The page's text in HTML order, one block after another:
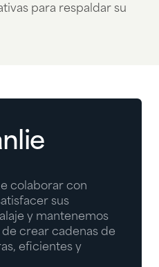
para respaldar su
colaborar con
sus
y mantenemos
crear cadenas de
eficientes y